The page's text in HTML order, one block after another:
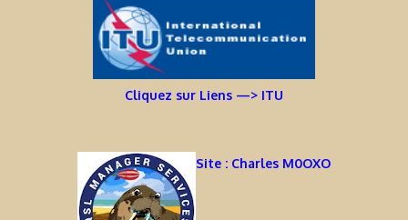
Cliquez sur Liens —> ITU
Site : Charles M0OXO